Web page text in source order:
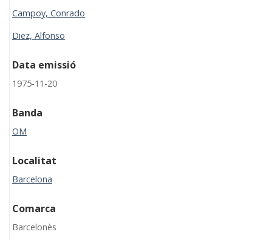
Campoy, Conrado
Diez, Alfonso
Data emissió
1975-11-20
Banda
OM
Localitat
Barcelona
Comarca
Barcelonès